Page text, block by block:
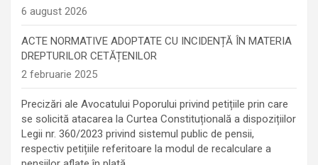
6 august 2026
ACTE NORMATIVE ADOPTATE CU INCIDENȚĂ ÎN MATERIA
DREPTURILOR CETĂȚENILOR
2 februarie 2025
Precizări ale Avocatului Poporului privind petițiile prin care
se solicită atacarea la Curtea Constituțională a dispozițiilor
Legii nr. 360/2023 privind sistemul public de pensii,
respectiv petițiile referitoare la modul de recalculare a